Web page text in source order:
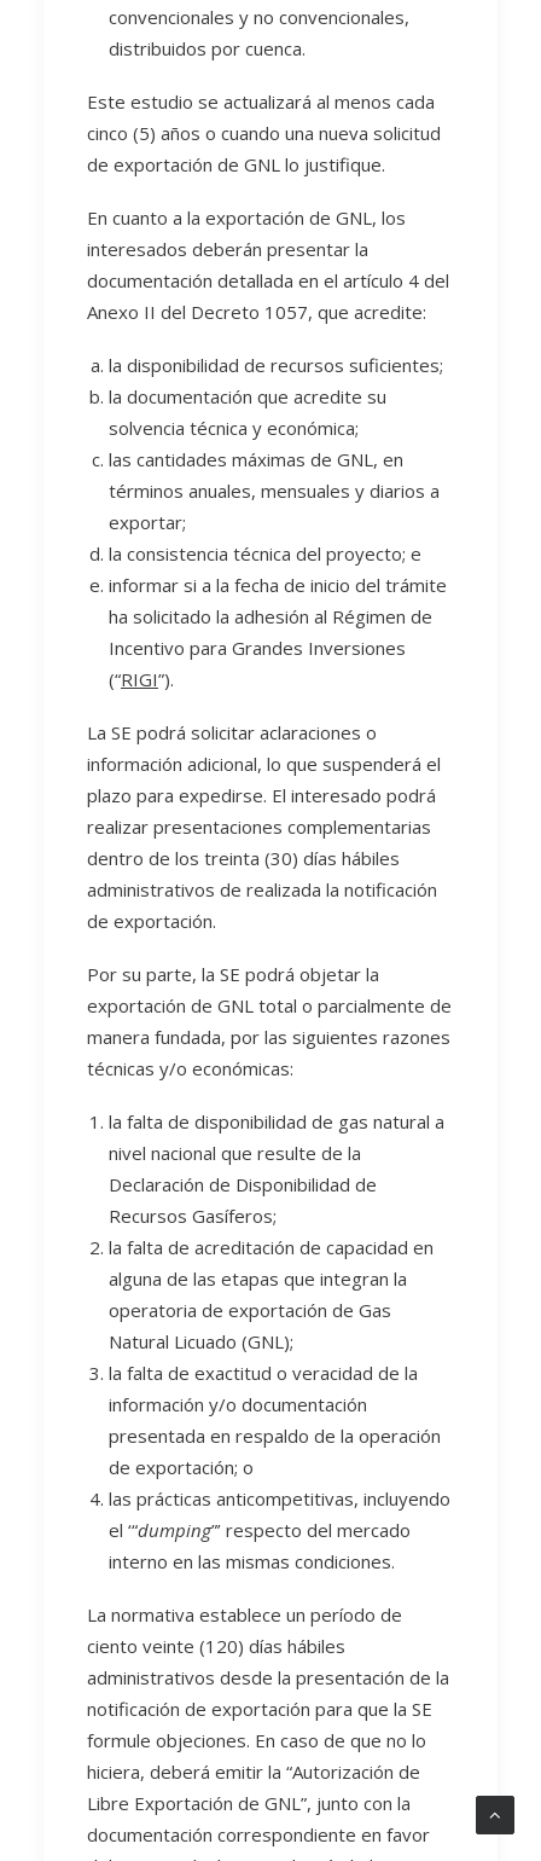
convencionales y no convencionales,
distribuidos por cuenca.
Este estudio se actualizará al menos cada
cinco (5) años o cuando una nueva solicitud
de exportación de GNL lo justifique.
En cuanto a la exportación de GNL, los
interesados deberán presentar la
documentación detallada en el artículo 4 del
Anexo II del Decreto 1057, que acredite:
la disponibilidad de recursos suficientes;
la documentación que acredite su
solvencia técnica y económica;
las cantidades máximas de GNL, en
términos anuales, mensuales y diarios a
exportar;
la consistencia técnica del proyecto; e
informar si a la fecha de inicio del trámite
ha solicitado la adhesión al Régimen de
Incentivo para Grandes Inversiones
(“RIGI”).
La SE podrá solicitar aclaraciones o
información adicional, lo que suspenderá el
plazo para expedirse. El interesado podrá
realizar presentaciones complementarias
dentro de los treinta (30) días hábiles
administrativos de realizada la notificación
de exportación.
Por su parte, la SE podrá objetar la
exportación de GNL total o parcialmente de
manera fundada, por las siguientes razones
técnicas y/o económicas:
la falta de disponibilidad de gas natural a
nivel nacional que resulte de la
Declaración de Disponibilidad de
Recursos Gasíferos;
la falta de acreditación de capacidad en
alguna de las etapas que integran la
operatoria de exportación de Gas
Natural Licuado (GNL);
la falta de exactitud o veracidad de la
información y/o documentación
presentada en respaldo de la operación
de exportación; o
las prácticas anticompetitivas, incluyendo
el ‘“dumping”’ respecto del mercado
interno en las mismas condiciones.
La normativa establece un período de
ciento veinte (120) días hábiles
administrativos desde la presentación de la
notificación de exportación para que la SE
formule objeciones. En caso de que no lo
hiciera, deberá emitir la “Autorización de
Libre Exportación de GNL”, junto con la
documentación correspondiente en favor